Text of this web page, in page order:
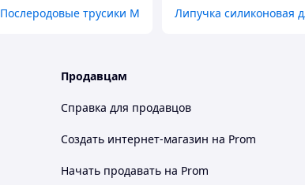
Послеродовые трусики M Липучка силиконовая
Продавцам
Справка для продавцов
Создать интернет-магазин на Prom
Начать продавать на Prom